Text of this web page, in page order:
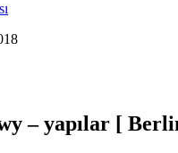
– yapılar [